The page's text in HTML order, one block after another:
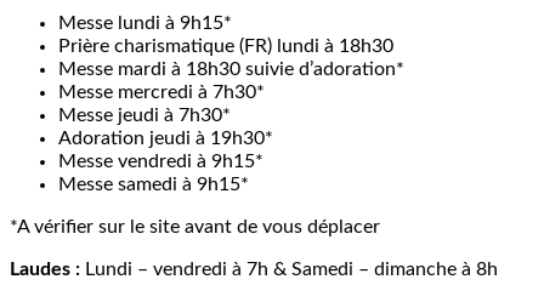
Messe lundi à 9h15*
Prière charismatique (FR) lundi à 18h30
Messe mardi à 18h30 suivie d’adoration*
Messe mercredi à 7h30*
Messe jeudi à 7h30*
Adoration jeudi à 19h30*
Messe vendredi à 9h15*
Messe samedi à 9h15*
*A vérifier sur le site avant de vous déplacer
Laudes : Lundi – vendredi à 7h & Samedi – dimanche à 8h